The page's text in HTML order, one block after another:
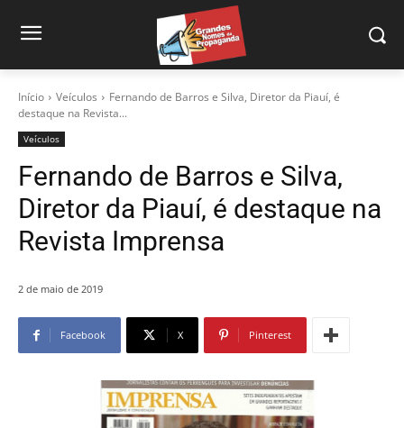
Início Veículos
Fernando de Barros e Silva, Diretor da Piauí, é
destaque na Revista...
Veículos
Fernando de Barros e Silva,
Diretor da Piauí, é destaque na
Revista Imprensa
2 de maio de 2019
Facebook X Pinterest